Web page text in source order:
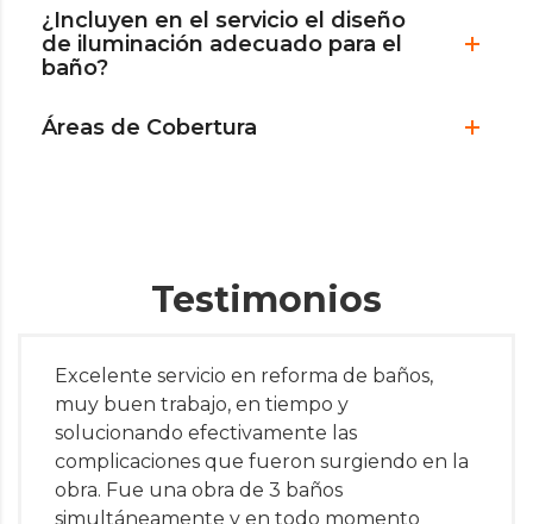
¿Incluyen en el servicio el diseño
de iluminación adecuado para el
baño?
Áreas de Cobertura
Testimonios
Excelente servicio en reforma de baños,
muy buen trabajo, en tiempo y
solucionando efectivamente las
complicaciones que fueron surgiendo en la
obra. Fue una obra de 3 baños
simultáneamente y en todo momento